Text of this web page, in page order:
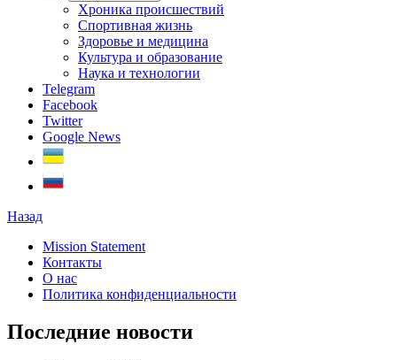
Хроника происшествий
Спортивная жизнь
Здоровье и медицина
Культура и образование
Наука и технологии
Telegram
Facebook
Twitter
Google News
Назад
Mission Statement
Контакты
О нас
Политика конфиденциальности
Последние новости